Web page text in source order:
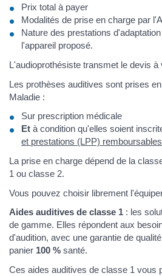
Prix total à payer
Modalités de prise en charge par
Nature des prestations
l'appareil proposé.
L'audioprothésiste transmet le devis à
Les prothèses auditives sont prises
Maladie :
Sur prescription médicale
Et à condition qu'elles soient
et prestations (LPP) remboursables
La prise en charge dépend de la
1 ou classe 2.
Vous pouvez choisir librement
Aides auditives de classe 1 : les
de gamme. Elles répondent aux
d'audition, avec une garantie de
panier 100 % santé.
Ces aides auditives de classe 1 vous